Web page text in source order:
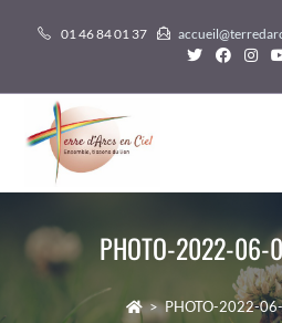
01 46 84 01 37
PHOTO-2022-
> PHOTO-2022-